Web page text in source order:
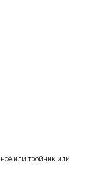
или тройник или